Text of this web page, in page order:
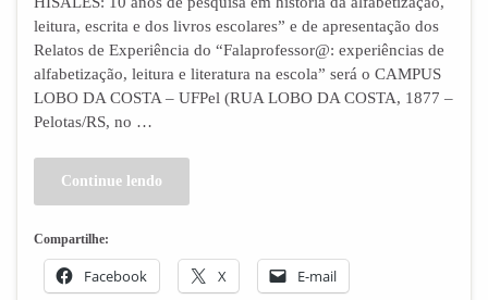
leitura, escrita e dos livros escolares” e de apresentação dos
Relatos de Experiência do “Falaprofessor@: experiências de
alfabetização, leitura e literatura na escola” será o CAMPUS
LOBO DA COSTA – UFPel (RUA LOBO DA COSTA, 1877 –
Pelotas/RS, no …
Continue lendo
Compartilhe:
Facebook X E-mail